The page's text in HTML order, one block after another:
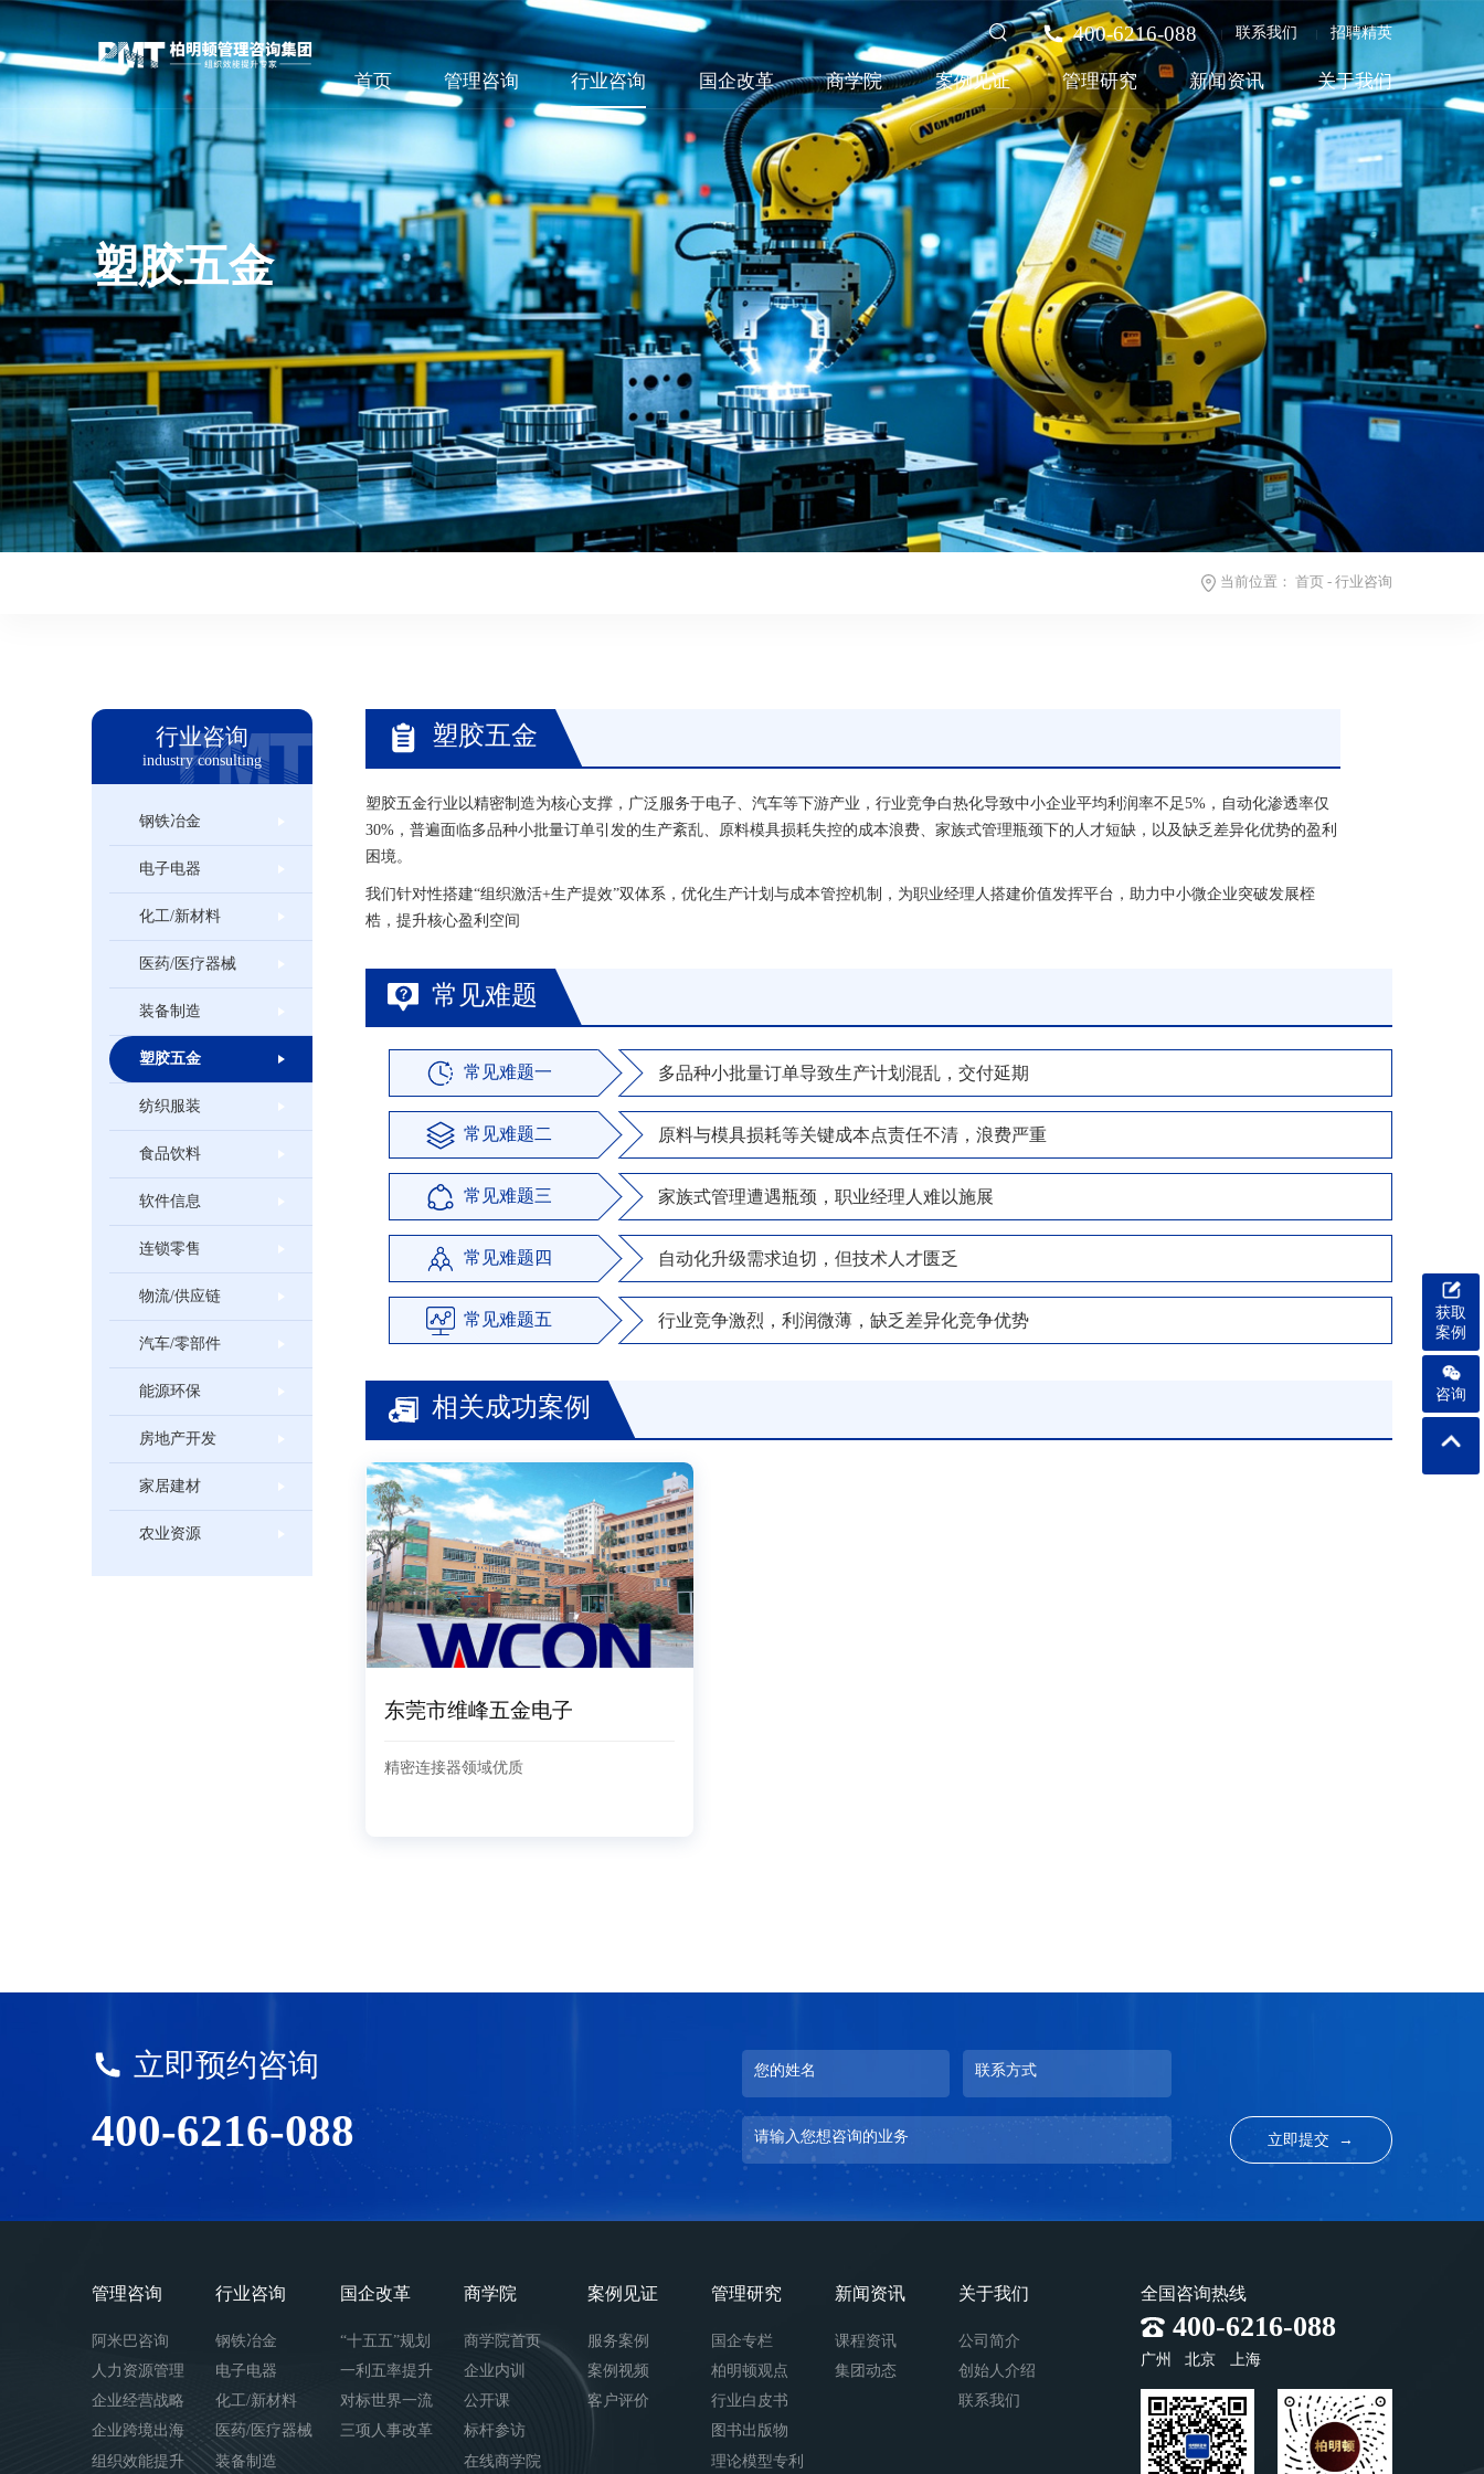
400-6216-088 联系我们 招聘精英
首页 管理咨询 行业咨询 国企改革 商学院 案例见证 管理研究 新闻资讯 关于我们
塑胶五金
当前位置： 首页- 行业咨询
行业咨询
industry consulting
钢铁冶金
电子电器
化工/新材料
医药/医疗器械
装备制造
塑胶五金
纺织服装
食品饮料
软件信息
连锁零售
物流/供应链
汽车/零部件
能源环保
房地产开发
家居建材
农业资源
塑胶五金
塑胶五金行业以精密制造为核心支撑，广泛服务于电子、汽车等下游产业，行业竞争白热化导致中小企业平均利润率不足5%，自动化渗透率仅
30%，普遍面临多品种小批量订单引发的生产紊乱、原料模具损耗失控的成本浪费、家族式管理瓶颈下的人才短缺，以及缺乏差异化优势的盈利
困境。
我们针对性搭建“组织激活+生产提效”双体系，优化生产计划与成本管控机制，为职业经理人搭建价值发挥平台，助力中小微企业突破发展桎
梏，提升核心盈利空间
常见难题
常见难题一 多品种小批量订单导致生产计划混乱，交付延期
常见难题二 原料与模具损耗等关键成本点责任不清，浪费严重
常见难题三 家族式管理遭遇瓶颈，职业经理人难以施展
常见难题四 自动化升级需求迫切，但技术人才匮乏
常见难题五 行业竞争激烈，利润微薄，缺乏差异化竞争优势
相关成功案例
东莞市维峰五金电子
精密连接器领域优质
立即预约咨询
400-6216-088
您的姓名 联系方式
请输入您想咨询的业务
管理咨询
阿米巴咨询
人力资源管理
企业经营战略
企业跨境出海
组织效能提升
行业咨询
钢铁冶金
电子电器
化工/新材料
医药/医疗器械
装备制造
国企改革
“十五五”规划
一利五率提升
对标世界一流
三项人事改革
商学院
商学院首页
企业内训
公开课
标杆参访
在线商学院
案例见证
服务案例
案例视频
客户评价
管理研究
国企专栏
柏明顿观点
行业白皮书
图书出版物
理论模型专利
新闻资讯
课程资讯
集团动态
关于我们
公司简介
创始人介绍
联系我们
全国咨询热线
400-6216-088
广州 北京 上海
获取
案例
咨询